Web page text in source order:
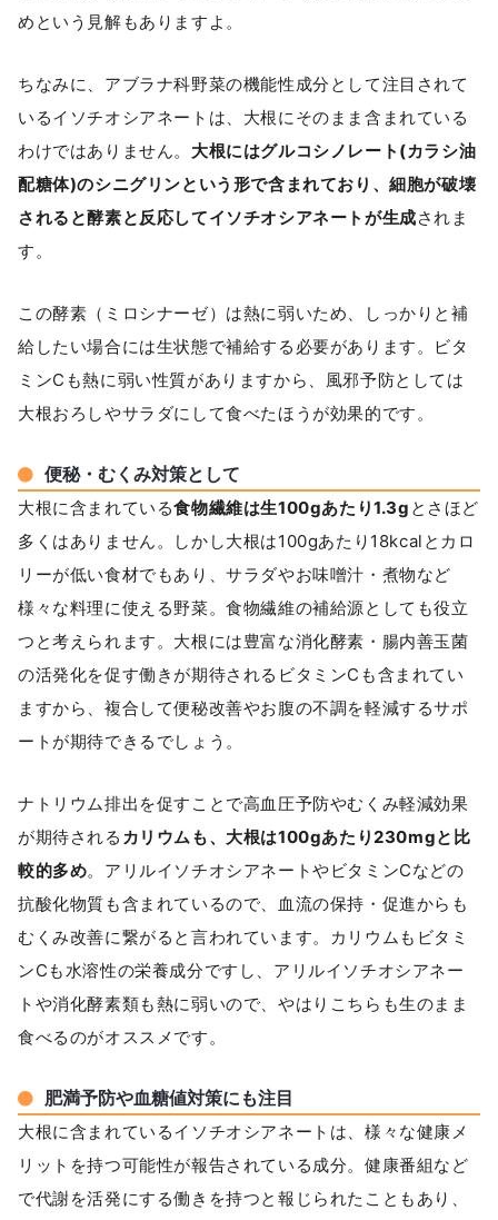
めという見解もありますよ。
ちなみに、アブラナ科野菜の機能性成分として注目されて
いるイソチオシアネートは、大根にそのまま含まれている
わけではありません。 大根にはグルコシノレート(カラシ油
配糖体)のシニグリンという形で含まれており、細胞が破壊
されると酵素と反応してイソチオシアネートが生成されま
す。
この酵素（ミロシナーゼ）は熱に弱いため、しっかりと補
給したい場合には生状態で補給する必要があります。ビタ
ミンCも熱に弱い性質がありますから、風邪予防としては
大根おろしやサラダにして食べたほうが効果的です。
便秘・むくみ対策として
大根に含まれている食物繊維は生100gあたり1.3g とさほど
多くはありません。しかし大根は100gあたり18kcalとカロ
リーが低い食材でもあり、サラダやお味噌汁・煮物など
様々な料理に使える野菜。食物繊維の補給源としても役立
つと考えられます。大根には豊富な消化酵素・腸内善玉菌
の活発化を促す働きが期待されるビタミンCも含まれてい
ますから、複合して便秘改善やお腹の不調を軽減するサポ
ートが期待できるでしょう。
ナトリウム排出を促すことで高血圧予防やむくみ軽減効果
が期待される カリウムも、大根は100gあたり230mgと比
較的多め。アリルイソチオシアネートやビタミンCなどの
抗酸化物質も含まれているので、血流の保持・促進からも
むくみ改善に繋がると言われています。カリウムもビタミ
ンCも水溶性の栄養成分ですし、アリルイソチオシアネー
トや消化酵素類も熱に弱いので、やはりこちらも生のまま
食べるのがオススメです。
肥満予防や血糖値対策にも注目
大根に含まれているイソチオシアネートは、様々な健康メ
リットを持つ可能性が報告されている成分。健康番組など
で代謝を活発にする働きを持つと報じられたこともあり、